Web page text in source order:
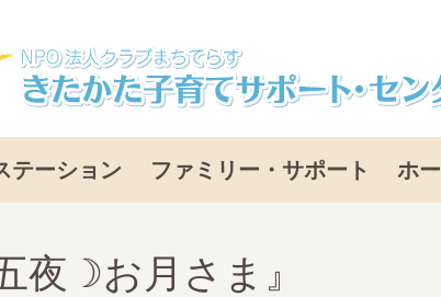
テーション ファミリー・サポート ホ
夜☽お月さま』